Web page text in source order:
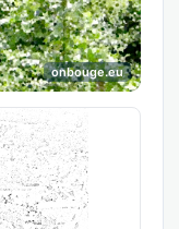
onbouge.eu